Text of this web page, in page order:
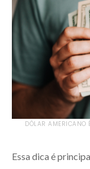
DÓLAR AMERICANO
Essa dica é